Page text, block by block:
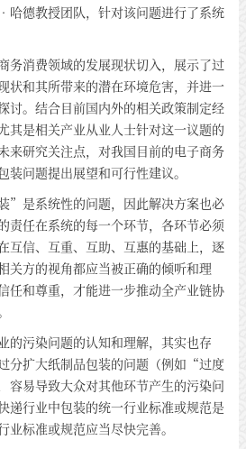
哈德教授团队，针对该问题进行了系统
务消费领域的发展现状切入，展示了过
状和其所带来的潜在环境危害，并进一
讨。结合目前国内外的相关政策制定经
其是相关产业从业人士针对这一议题的
来研究关注点，对我国目前的电子商务
装问题提出展望和可行性建议。
”是系统性的问题，因此解决方案也必
责任在系统的每一个环节，各环节必须
互信、互重、互助、互惠的基础上，逐
关方的视角都应当被正确的倾听和理
任和尊重，才能进一步推动全产业链协
的污染问题的认知和理解，其实也存
扩大纸制品包装的问题（例如“过度
易导致大众对其他环节产生的污染问
递行业中包装的统一行业标准或规范是
标准或规范应当尽快完善。